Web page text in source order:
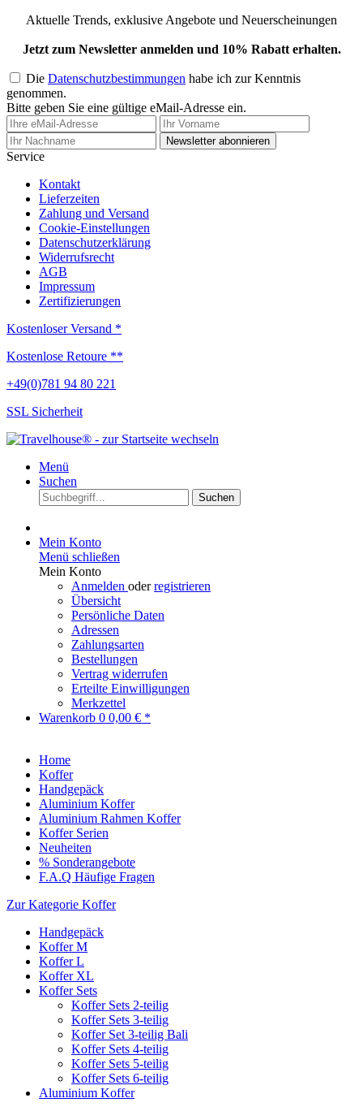
Aktuelle Trends, exklusive Angebote und Neuerscheinungen
Jetzt zum Newsletter anmelden und 10% Rabatt erhalten.
Die Datenschutzbestimmungen habe ich zur Kenntnis
genommen.
Bitte geben Sie eine gültige eMail-Adresse ein.
Newsletter abonnieren
Service
Kontakt
Lieferzeiten
Zahlung und Versand
Cookie-Einstellungen
Datenschutzerklärung
Widerrufsrecht
AGB
Impressum
Zertifizierungen
Kostenloser Versand *
Kostenlose Retoure **
+49(0)781 94 80 221
SSL Sicherheit
Menü
Suchen
Suchen
Mein Konto
Menü schließen
Mein Konto
Anmelden oderregistrieren
Übersicht
Persönliche Daten
Adressen
Zahlungsarten
Bestellungen
Vertrag widerrufen
Erteilte Einwilligungen
Merkzettel
Warenkorb 0 0,00 € *
Home
Koffer
Handgepäck
Aluminium Koffer
Aluminium Rahmen Koffer
Koffer Serien
Neuheiten
% Sonderangebote
F.A.Q Häufige Fragen
Zur Kategorie Koffer
Handgepäck
Koffer M
Koffer L
Koffer XL
Koffer Sets
Koffer Sets 2-teilig
Koffer Sets 3-teilig
Koffer Set 3-teilig Bali
Koffer Sets 4-teilig
Koffer Sets 5-teilig
Koffer Sets 6-teilig
Aluminium Koffer